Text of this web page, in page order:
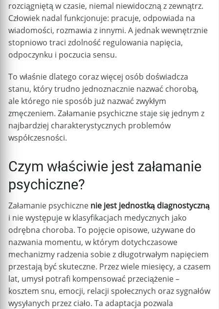
rozciągniętą w czasie, niemal niewidoczną z zewnątrz.
Człowiek nadal funkcjonuje: pracuje, odpowiada na
wiadomości, rozmawia z innymi. A jednak wewnętrznie
stopniowo traci zdolność regulowania napięcia,
odpoczynku i poczucia sensu.
To właśnie dlatego coraz więcej osób doświadcza
stanu, który trudno jednoznacznie nazwać chorobą,
ale którego nie sposób już nazwać zwykłym
zmęczeniem. Załamanie psychiczne staje się jednym z
najbardziej charakterystycznych problemów
współczesności.
Czym właściwie jest załamanie
psychiczne?
Załamanie psychiczne nie jest jednostką diagnostyczną
i nie występuje w klasyfikacjach medycznych jako
odrębna choroba. To pojęcie opisowe, używane do
nazwania momentu, w którym dotychczasowe
mechanizmy radzenia sobie z długotrwałym napięciem
przestają być skuteczne. Przez wiele miesięcy, a czasem
lat, umysł potrafi kompensować przeciążenie –
kosztem snu, emocji, relacji społecznych oraz sygnałów
wysyłanych przez ciało. Ta adaptacja pozwala